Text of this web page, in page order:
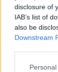
disclosure of
IAB’s list of
also be
Downstream